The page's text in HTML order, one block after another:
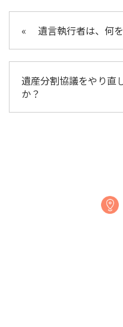
« 遺言執行者は、何
遺産分割協議をやり直
か？